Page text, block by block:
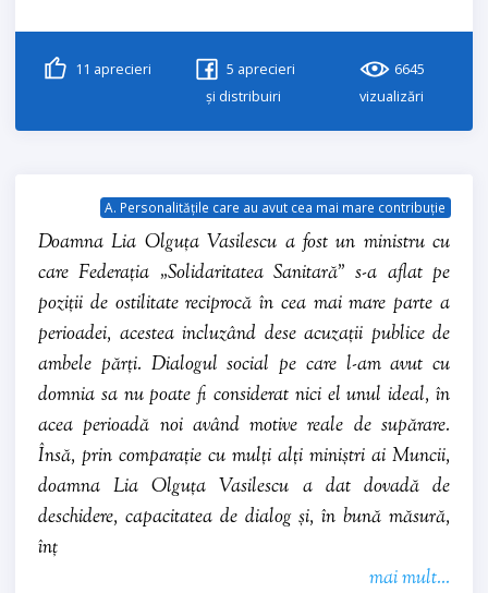
11 aprecieri 5 aprecieri
și distribuiri
6645
vizualizări
A. Personalitățile care au avut cea mai mare contribuție
Doamna Lia Olguța Vasilescu a fost un ministru cu
care Federația „Solidaritatea Sanitară” s-a aflat pe
poziții de ostilitate reciprocă în cea mai mare parte a
perioadei, acestea incluzând dese acuzații publice de
ambele părți. Dialogul social pe care l-am avut cu
domnia sa nu poate fi considerat nici el unul ideal, în
acea perioadă noi având motive reale de supărare.
Însă, prin comparație cu mulți alți miniștri ai Muncii,
doamna Lia Olguța Vasilescu a dat dovadă de
deschidere, capacitatea de dialog și, în bună măsură,
înț
mai mult...